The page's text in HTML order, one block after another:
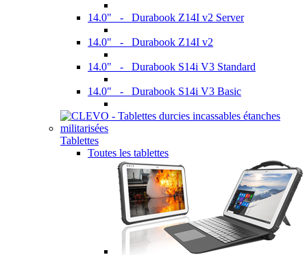
14.0" - Durabook Z14I v2 Server
14.0" - Durabook Z14I v2
14.0" - Durabook S14i V3 Standard
14.0" - Durabook S14i V3 Basic
Tablettes
Toutes les tablettes